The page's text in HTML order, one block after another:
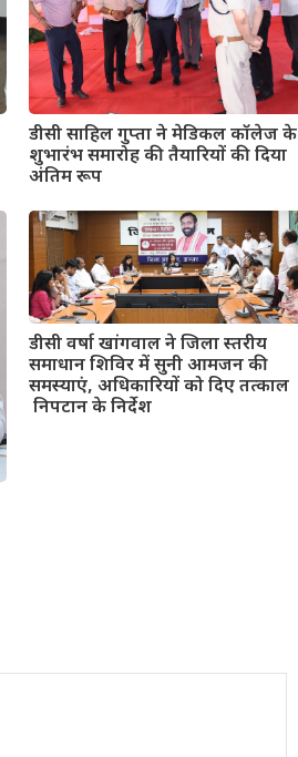
डीसी साहिल गुप्ता ने मेडिकल कॉलेज के
शुभारंभ समारोह की तैयारियों की दिया
अंतिम रूप
डीसी वर्षा खांगवाल ने जिला स्तरीय
समाधान शिविर में सुनी आमजन की
समस्याएं, अधिकारियों को दिए तत्काल
निपटान के निर्देश